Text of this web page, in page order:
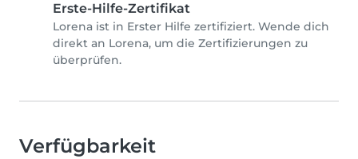
Erste-Hilfe-Zertifikat
Lorena ist in Erster Hilfe zertifiziert. Wende dich
direkt an Lorena, um die Zertifizierungen zu
überprüfen.
Verfügbarkeit